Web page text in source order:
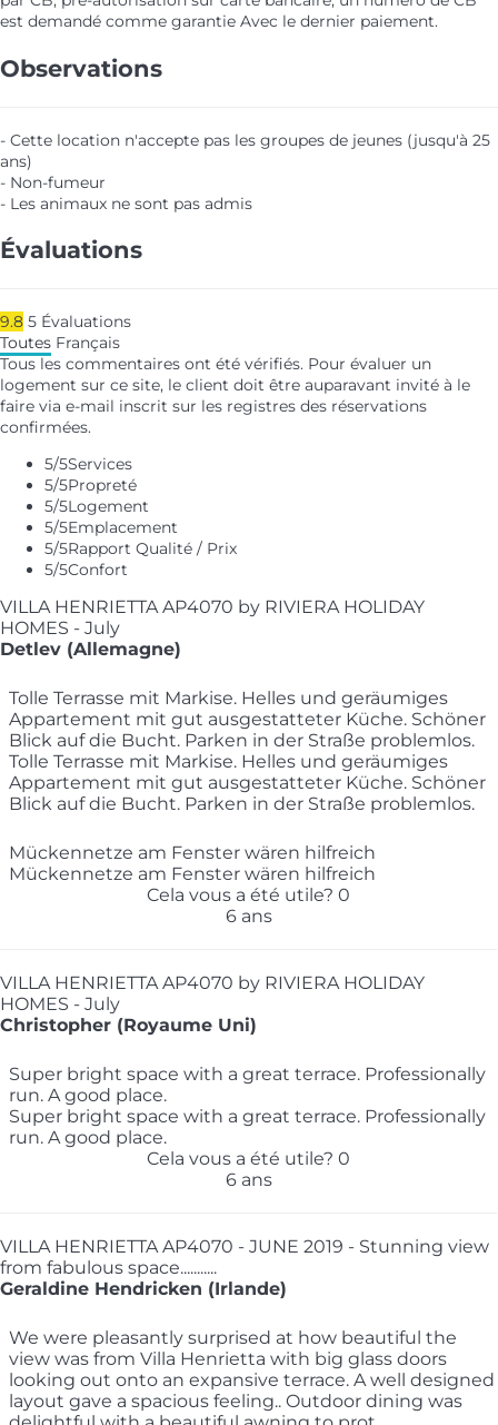
est demandé comme garantie Avec le dernier paiement.
Observations
- Cette location n'accepte pas les groupes de jeunes (jusqu'à 25
ans)
- Non-fumeur
- Les animaux ne sont pas admis
Évaluations
9.8 5 Évaluations
Toutes Français
Tous les commentaires ont été vérifiés. Pour évaluer un
logement sur ce site, le client doit être auparavant invité à le
faire via e-mail inscrit sur les registres des réservations
confirmées.
5/5Services
5/5Propreté
5/5Logement
5/5Emplacement
5/5Rapport Qualité / Prix
5/5Confort
VILLA HENRIETTA AP4070 by RIVIERA HOLIDAY
HOMES - July
Detlev (Allemagne)
Tolle Terrasse mit Markise. Helles und geräumiges
Appartement mit gut ausgestatteter Küche. Schöner
Blick auf die Bucht. Parken in der Straße problemlos.
Tolle Terrasse mit Markise. Helles und geräumiges
Appartement mit gut ausgestatteter Küche. Schöner
Blick auf die Bucht. Parken in der Straße problemlos.
Mückennetze am Fenster wären hilfreich
Mückennetze am Fenster wären hilfreich
Cela vous a été utile? 0
6 ans
VILLA HENRIETTA AP4070 by RIVIERA HOLIDAY
HOMES - July
Christopher (Royaume Uni)
Super bright space with a great terrace. Professionally
run. A good place.
Super bright space with a great terrace. Professionally
run. A good place.
Cela vous a été utile? 0
6 ans
VILLA HENRIETTA AP4070 - JUNE 2019 - Stunning view
from fabulous space...........
Geraldine Hendricken (Irlande)
We were pleasantly surprised at how beautiful the
view was from Villa Henrietta with big glass doors
looking out onto an expansive terrace. A well designed
layout gave a spacious feeling.. Outdoor dining was